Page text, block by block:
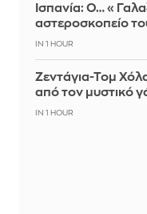
Ισπανία: Ο…
αστεροσκοπείο
IN 1 HOUR
Ζεντάγια-Τομ
από τον μυστικό
IN 1 HOUR